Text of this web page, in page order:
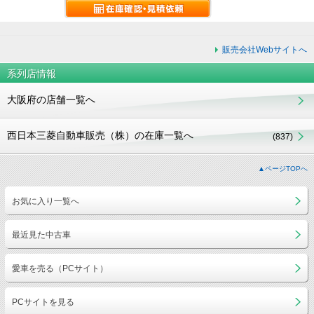
販売会社Webサイトへ
系列店情報
大阪府の店舗一覧へ
西日本三菱自動車販売（株）の在庫一覧へ (837)
▲ページTOPへ
お気に入り一覧へ
最近見た中古車
愛車を売る（PCサイト）
PCサイトを見る